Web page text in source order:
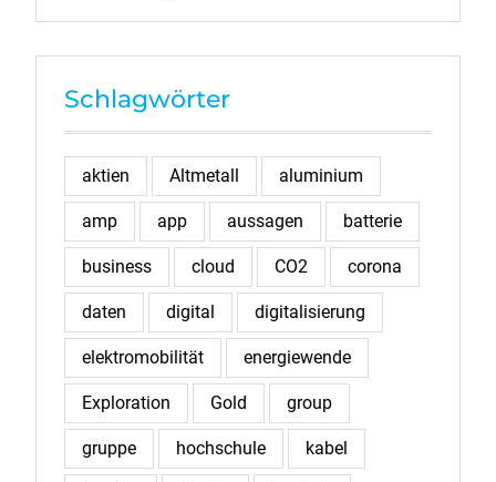
Schlagwörter
aktien Altmetall aluminium
amp app aussagen batterie
business cloud CO2 corona
daten digital digitalisierung
elektromobilität energiewende
Exploration Gold group
gruppe hochschule kabel